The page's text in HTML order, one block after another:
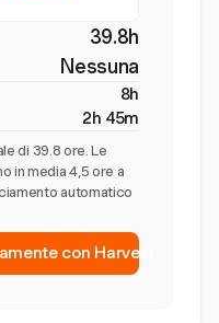
39.8h
Nessuna
8h
2h 45m
di 39.8 ore. Le
in media 4,5 ore a
automatico
con Harvest